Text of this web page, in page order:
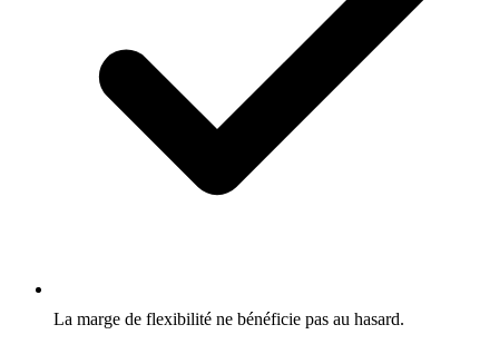
La marge de flexibilité ne bénéficie pas au hasard.